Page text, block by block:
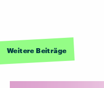
Weitere Beiträge